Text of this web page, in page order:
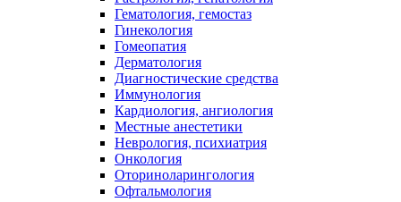
Гематология, гемостаз
Гинекология
Гомеопатия
Дерматология
Диагностические средства
Иммунология
Кардиология, ангиология
Местные анестетики
Неврология, психиатрия
Онкология
Оториноларингология
Офтальмология